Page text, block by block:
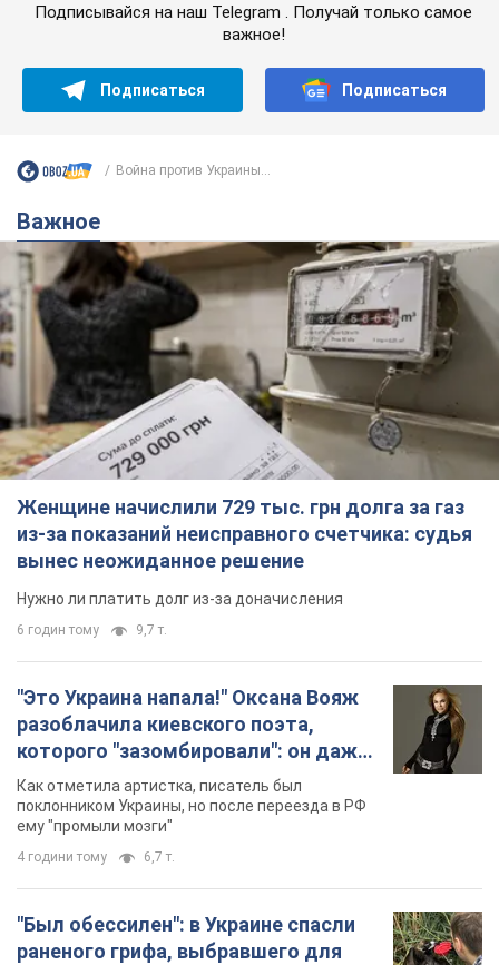
Подписывайся на наш Telegram . Получай только самое
важное!
Подписаться Подписаться
Война против Украины...
Важное
Женщине начислили 729 тыс. грн долга за газ
из-за показаний неисправного счетчика: судья
вынес неожиданное решение
Нужно ли платить долг из-за доначисления
6 годин тому 9,7 т.
"Это Украина напала!" Оксана Вояж
разоблачила киевского поэта,
которого "зазомбировали": он даже
русского не знал, а теперь хочет
геноцида украинцев
Как отметила артистка, писатель был
поклонником Украины, но после переезда в РФ
ему "промыли мозги"
4 години тому 6,7 т.
"Был обессилен": в Украине спасли
раненого грифа, выбравшего для